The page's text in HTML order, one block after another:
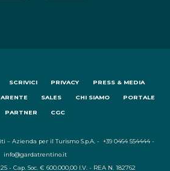
SCRIVICI PRIVACY PRESS & MEDIA
SALES CHI SIAMO PORTALE
PARTNER CGC
– Azienda per il Turismo S.p.A. - +39 0464 554444 -
info@gardatrentino.it
- Cap. Soc. € 600.000,00 I.V. - REA N. 182762